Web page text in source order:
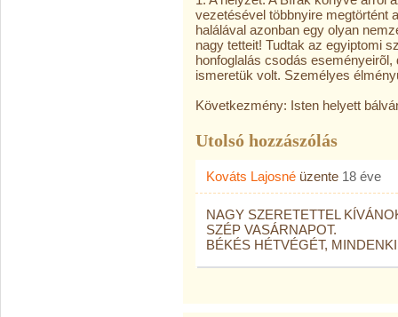
vezetésével többnyire megtörtént
halálával azonban egy olyan
nagy tetteit! Tudtak az egyiptomi
honfoglalás csodás
ismeretük volt. Személyes
Következmény: Isten helyett
Utolsó hozzászólás
Kováts Lajosné üzente 18 éve
NAGY SZERETETTEL
SZÉP VASÁRNAPOT.
BÉKÉS HÉTVÉGÉT,